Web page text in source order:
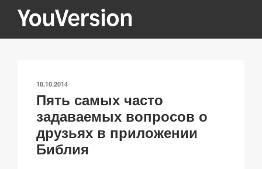
YOUVERSION
Seeking God every day.
ОПУБЛИКОВАНО
18.10.2014
Пять самых часто
задаваемых вопросов о
друзьях в приложении
Библия